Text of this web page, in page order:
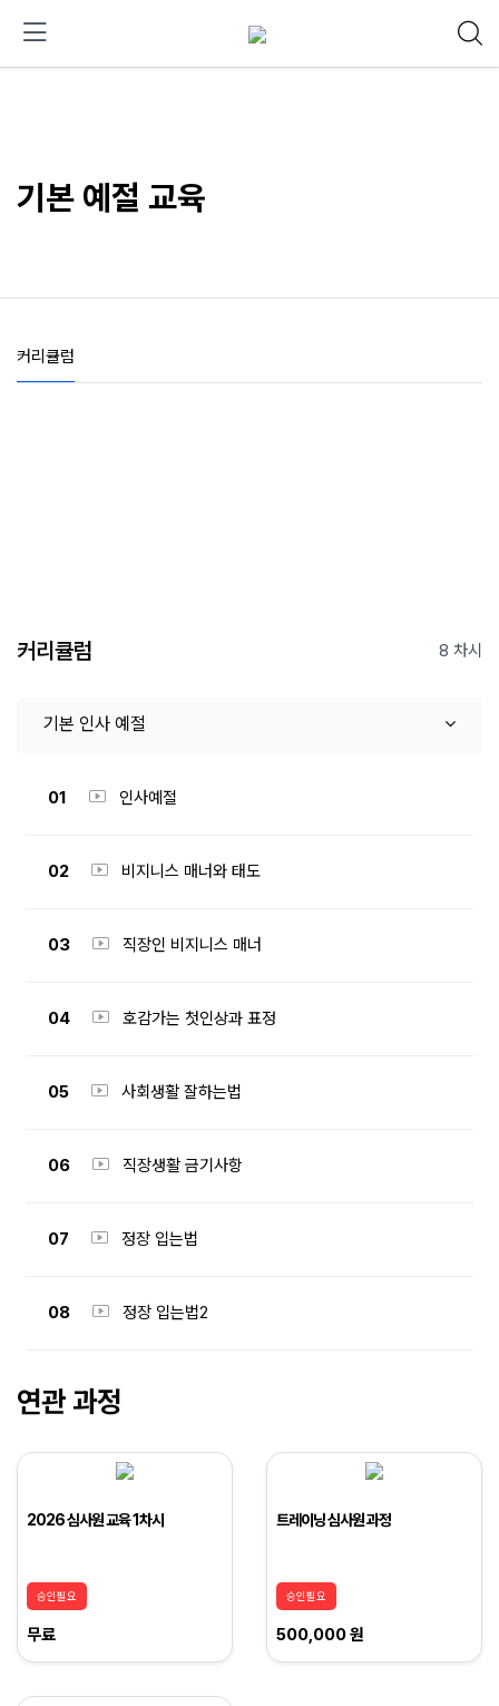
기본 예절 교육
커리큘럼
커리큘럼 8 차시
기본 인사 예절
01 인사예절
02 비지니스 매너와 태도
03 직장인 비지니스 매너
04 호감가는 첫인상과 표정
05 사회생활 잘하는법
06 직장생활 금기사항
07 정장 입는법
08 정장 입는법2
연관 과정
2026 심사원 교육 1차시
승인필요
무료
트레이닝 심사원 과정
승인필요
500,000 원